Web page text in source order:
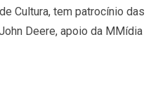
Cultura, tem patrocínio das
Deere, apoio da MMídia